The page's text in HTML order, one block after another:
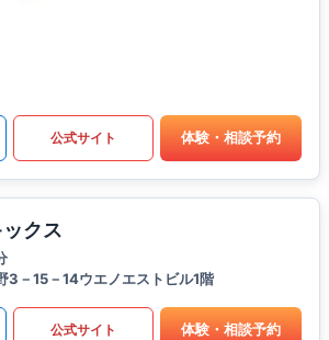
公式サイト 体験・相談予約
クス
3－15－14ウエノエストビル1階
公式サイト 体験・相談予約